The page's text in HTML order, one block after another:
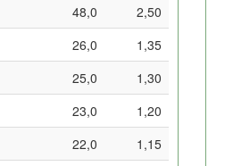
48,0
2,50
26,0
1,35
25,0
1,30
23,0
1,20
22,0
1,15